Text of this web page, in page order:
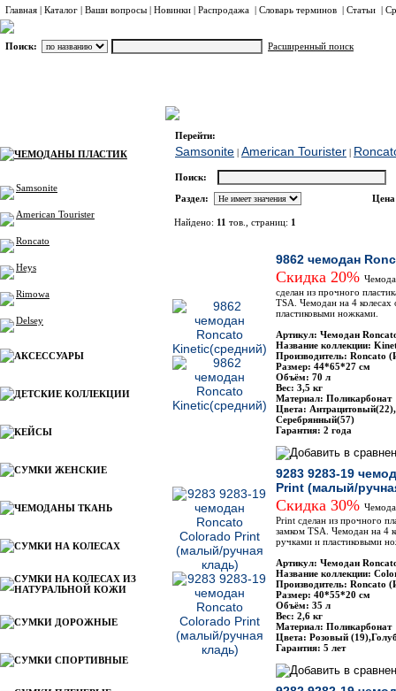
Главная | Каталог | Ваши вопросы | Новинки | Распродажа | Словарь терминов | Статьи |
Поиск: Расширенный поиск
ЧЕМОДАНЫ ПЛАСТИК
Samsonite
American Tourister
Roncato
Heys
Rimowa
Delsey
АКСЕССУАРЫ
ДЕТСКИЕ КОЛЛЕКЦИИ
КЕЙСЫ
СУМКИ ЖЕНСКИЕ
ЧЕМОДАНЫ ТКАНЬ
СУМКИ НА КОЛЕСАХ
СУМКИ НА КОЛЕСАХ ИЗ
НАТУРАЛЬНОЙ КОЖИ
СУМКИ ДОРОЖНЫЕ
СУМКИ СПОРТИВНЫЕ
ЧЕМОДАНЫ ПЛАСТИК
Перейти:
Samsonite | American Tourister |
Поиск:
Раздел:
Найдено: 11 тов., страниц: 1
9862 чемодан
Скидка 20%
сделан из прочного
TSA. Чемодан на 4
пластиковыми ножками.
Артикул: Чемодан
Название коллекции:
Производитель: Roncato
Размер: 44*65*27 см
Объём: 70 л
Вес: 3,5 кг
Материал: Поликарбонат
Цвета:
Серебрянный(57)
Гарантия: 2 года
9283 9283-19
Print (малый/
Скидка 30%
Print сделан из прочного
замком TSA. Чемодан на 4
ручками и пластиковыми
Артикул: Чемодан
Название коллекции:
Производитель: Roncato
Размер: 40*55*20 см
Объём: 35 л
Вес: 2,6 кг
Материал: Поликарбонат
Цвета: Розовый
Гарантия: 5 лет